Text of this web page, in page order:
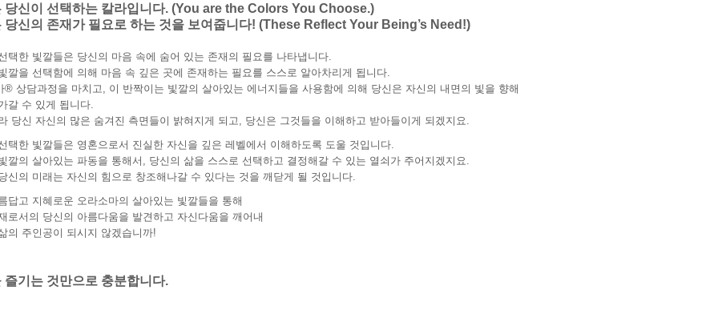
당신이 선택하는 칼라입니다. (You are the Colors You Choose.)
당신의 존재가 필요로 하는 것을 보여줍니다! (These Reflect Your Being’s Need!)
택한 빛깔들은 당신의 마음 속에 숨어 있는 존재의 필요를 나타냅니다.
깔을 선택함에 의해 마음 속 깊은 곳에 존재하는 필요를 스스로 알아차리게 됩니다.
® 상담과정을 마치고, 이 반짝이는 빛깔의 살아있는 에너지들을 사용함에 의해 당신은 자신의 내면의 빛을 향해
갈 수 있게 됩니다.
당신 자신의 많은 숨겨진 측면들이 밝혀지게 되고, 당신은 그것들을 이해하고 받아들이게 되겠지요.
택한 빛깔들은 영혼으로서 진실한 자신을 깊은 레벨에서 이해하도록 도울 것입니다.
깔의 살아있는 파동을 통해서, 당신의 삶을 스스로 선택하고 결정해갈 수 있는 열쇠가 주어지겠지요.
신의 미래는 자신의 힘으로 창조해나갈 수 있다는 것을 깨닫게 될 것입니다.
답고 지혜로운 오라소마의 살아있는 빛깔들을 통해
로서의 당신의 아름다움을 발견하고 자신다움을 깨어내
의 주인공이 되시지 않겠습니까!
즐기는 것만으로 충분합니다.